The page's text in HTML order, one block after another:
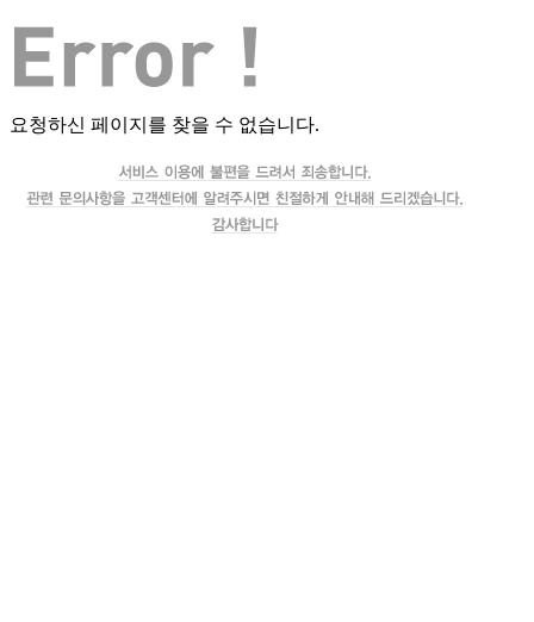
요청하신 페이지를 찾을 수 없습니다.